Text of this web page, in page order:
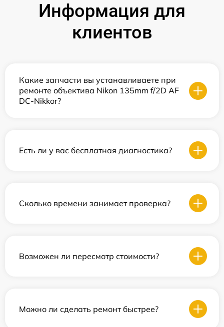
Информация для
клиентов
Какие запчасти вы устанавливаете при
ремонте объектива Nikon 135mm f/2D AF
DC-Nikkor?
Есть ли у вас бесплатная диагностика?
Сколько времени занимает проверка?
Возможен ли пересмотр стоимости?
Можно ли сделать ремонт быстрее?